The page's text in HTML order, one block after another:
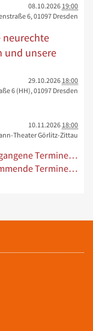
08.10.2026 19:00
6, 01097 Dresden
neurechte
und unsere
29.10.2026 18:00
6 (HH), 01097 Dresden
10.11.2026 18:00
Theater Görlitz-Zittau
Termine…
Termine…